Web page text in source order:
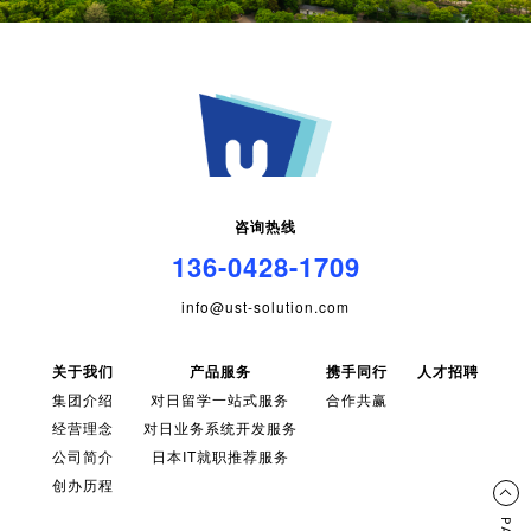
咨询热线
136-0428-1709
info@ust-solution.com
关于我们
集团介绍
经营理念
公司简介
创办历程
产品服务
对日留学一站式服务
对日业务系统开发服务
日本IT就职推荐服务
携手同行
合作共赢
人才招聘